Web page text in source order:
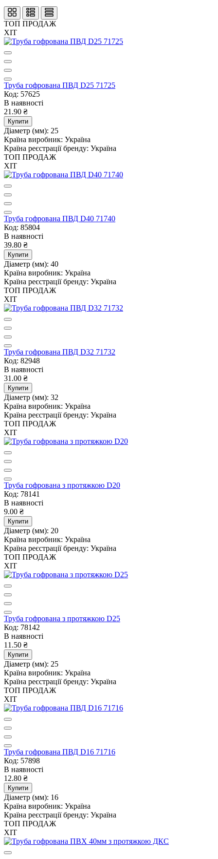
ТОП ПРОДАЖ
ХІТ
Труба гофрована ПВД D25 71725
Код: 57625
В наявності
21.90 ₴
Купити
Діаметр (мм): 25
Країна виробник: Україна
Країна реєстрації бренду: Україна
ТОП ПРОДАЖ
ХІТ
Труба гофрована ПВД D40 71740
Код: 85804
В наявності
39.80 ₴
Купити
Діаметр (мм): 40
Країна виробник: Україна
Країна реєстрації бренду: Україна
ТОП ПРОДАЖ
ХІТ
Труба гофрована ПВД D32 71732
Код: 82948
В наявності
31.00 ₴
Купити
Діаметр (мм): 32
Країна виробник: Україна
Країна реєстрації бренду: Україна
ТОП ПРОДАЖ
ХІТ
Труба гофрована з протяжкою D20
Код: 78141
В наявності
9.00 ₴
Купити
Діаметр (мм): 20
Країна виробник: Україна
Країна реєстрації бренду: Україна
ТОП ПРОДАЖ
ХІТ
Труба гофрована з протяжкою D25
Код: 78142
В наявності
11.50 ₴
Купити
Діаметр (мм): 25
Країна виробник: Україна
Країна реєстрації бренду: Україна
ТОП ПРОДАЖ
ХІТ
Труба гофрована ПВД D16 71716
Код: 57898
В наявності
12.80 ₴
Купити
Діаметр (мм): 16
Країна виробник: Україна
Країна реєстрації бренду: Україна
ТОП ПРОДАЖ
ХІТ